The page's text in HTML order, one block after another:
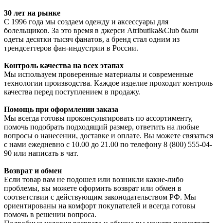
30 лет на рынке
С 1996 года мы создаем одежду и аксессуары для
болельщиков. За это время в джерси Atributika&Club были
одеты десятки тысяч фанатов, а бренд стал одним из
трендсеттеров фан-индустрии в России.
Контроль качества на всех этапах
Мы используем проверенные материалы и современные
технологии производства. Каждое изделие проходит контроль
качества перед поступлением в продажу.
Помощь при оформлении заказа
Мы всегда готовы проконсультировать по ассортименту,
помочь подобрать подходящий размер, ответить на любые
вопросы о нанесении, доставке и оплате. Вы можете связаться
с нами ежедневно с 10.00 до 21.00 по телефону 8 (800) 555-04-
90 или написать в чат.
Возврат и обмен
Если товар вам не подошел или возникли какие-либо
проблемы, вы можете оформить возврат или обмен в
соответствии с действующим законодательством РФ. Мы
ориентированы на комфорт покупателей и всегда готовы
помочь в решении вопроса.